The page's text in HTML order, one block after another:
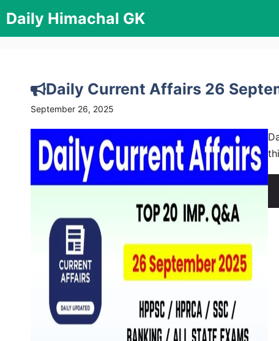
to
content
Daily Himachal GK
Daily Current Affairs 26
September 26, 2025